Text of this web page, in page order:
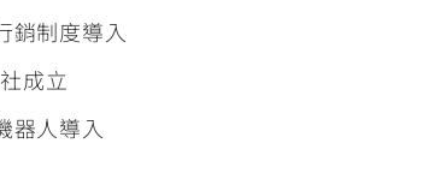
銷制度導入
成立
器人導入